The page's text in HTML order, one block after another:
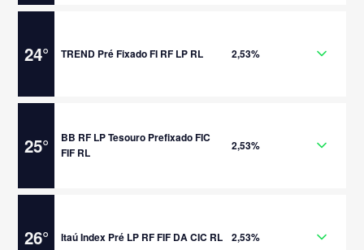
24° TREND Pré Fixado FI RF LP RL 2,53%
25°
BB RF LP Tesouro Prefixado FIC
FIF RL
2,53%
26° Itaú Index Pré LP RF FIF DA CIC RL 2,53%